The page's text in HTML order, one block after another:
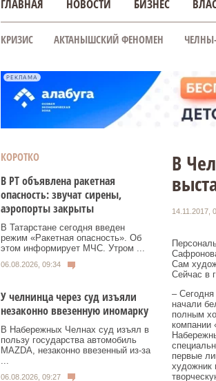
ГЛАВНАЯ НОВОСТИ БИЗНЕС
КРИЗИС АКТАНЫШСКИЙ ФЕНОМЕН
РЕКЛАМА
КОРОТКО
В РТ объявлена ракетная
опасность: звучат сирены,
аэропорты закрыты
В Татарстане сегодня введен
режим «Ракетная опасность». Об
этом информирует МЧС. Утром ...
06.08.2026, 09:34
У челнинца через суд изъяли
незаконно ввезенную иномарку
В Набережных Челнах суд изъял в
пользу государства автомобиль
MAZDA, незаконно ввезенный из‑за
06.08.2026, 09:27
В
14.11.2017,
Сам
Сейчас в
–
начали
полным
компании
первые
художник